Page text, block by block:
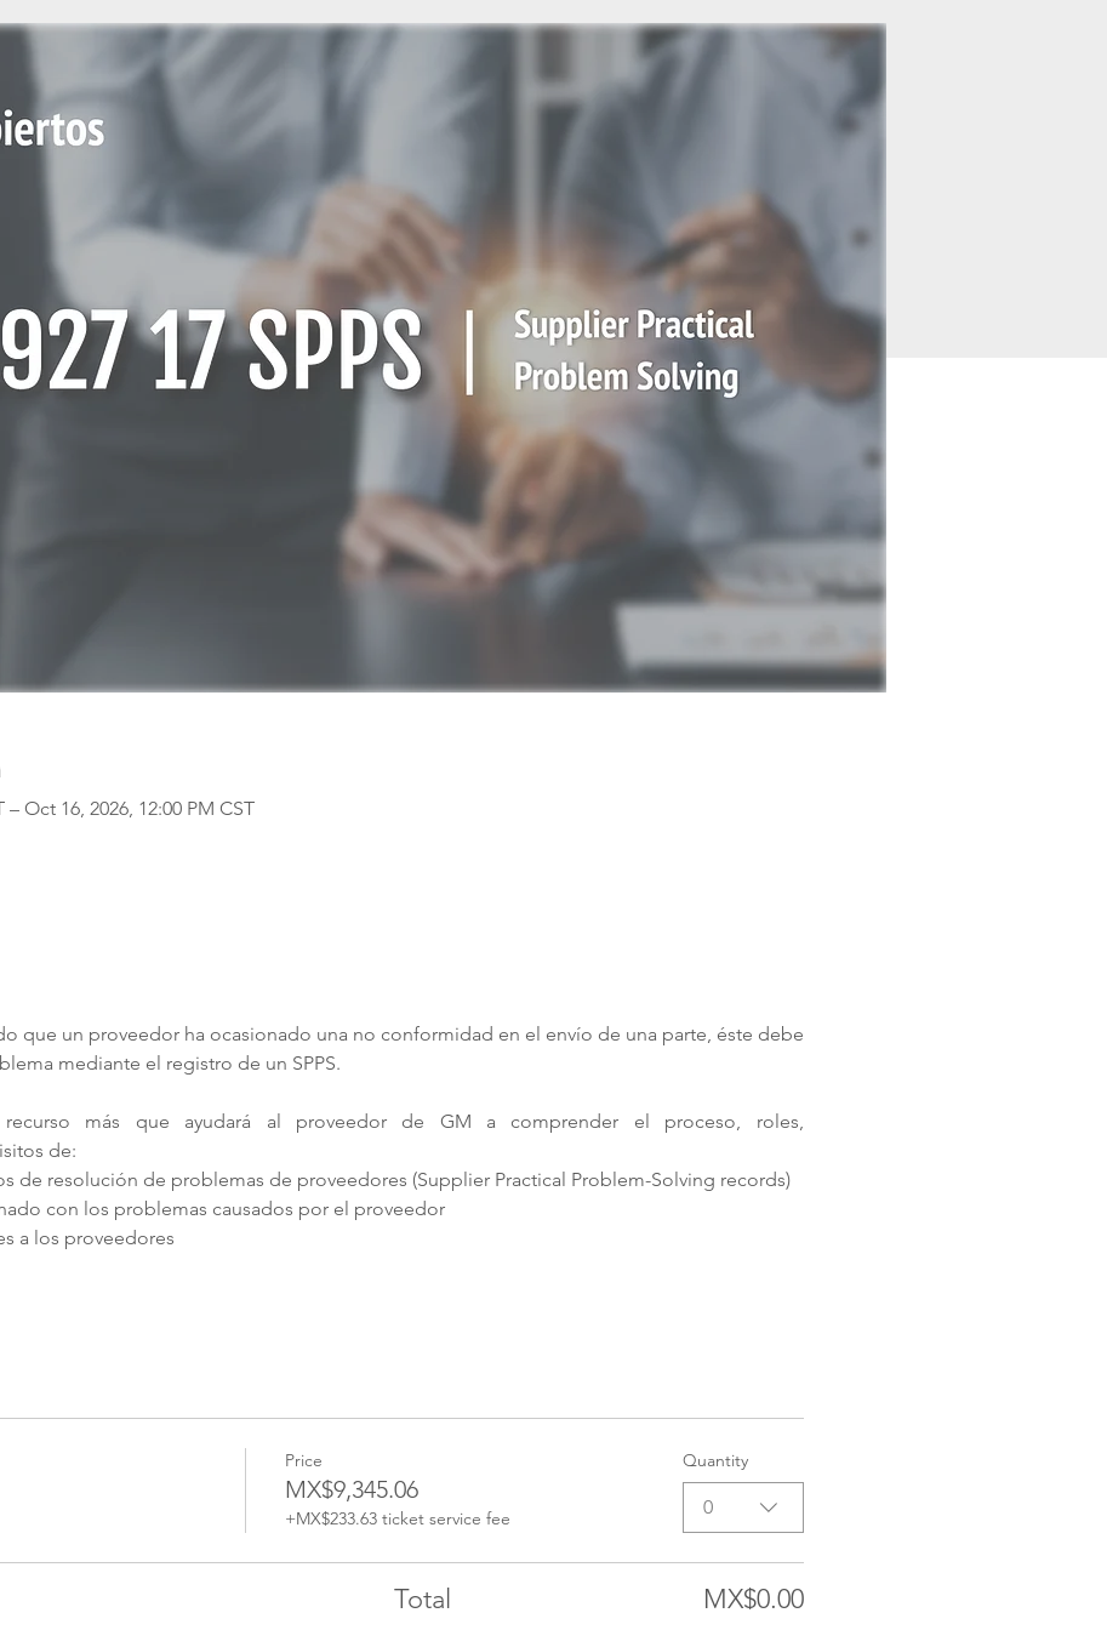
Oct 16, 2026, 12:00 PM CST
que un proveedor ha ocasionado una no conformidad en el envío de una parte, éste debe
mediante el registro de un SPPS.
más que ayudará al proveedor de GM a comprender el proceso, roles,
de:
de resolución de problemas de proveedores (Supplier Practical Problem-Solving records)
con los problemas causados por el proveedor
a los proveedores
Price
MX$9,345.06
+MX$233.63 ticket service fee
Quantity
0
Total MX$0.00